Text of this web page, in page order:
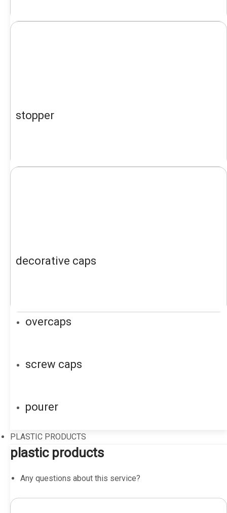
stopper
decorative caps
overcaps
screw caps
pourer
PLASTIC PRODUCTS
plastic products
Any questions about this service?